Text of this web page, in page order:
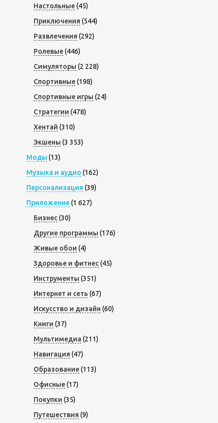
Настольные(45)
Приключения (544)
Развлечения (292)
Ролевые(446)
Симуляторы (2 228)
Спортивные(198)
Спортивные игры (24)
Стратегии (478)
Хентай (310)
Экшены (3 353)
Моды (13)
Музыка и аудио (162)
Персонализация (39)
Приложение(1 627)
Бизнес(30)
Другие программы (176)
Живые обои (4)
Здоровье и фитнес(45)
Инструменты (351)
Интернет и сеть (67)
Искусство и дизайн (60)
Книги (37)
Мультимедиа (211)
Навигация (47)
Образование(113)
Офисные(17)
Покупки (35)
Путешествия (9)